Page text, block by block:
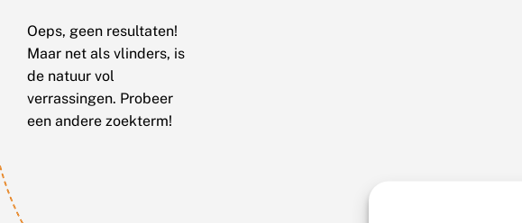
Oeps, geen resultaten!
Maar net als vlinders, is
de natuur vol
verrassingen. Probeer
een andere zoekterm!